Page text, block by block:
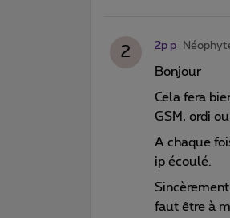
2 2p p
Bonjour
Cela fera
GSM, ordi
A chaque
ip écoulé.
faut être à